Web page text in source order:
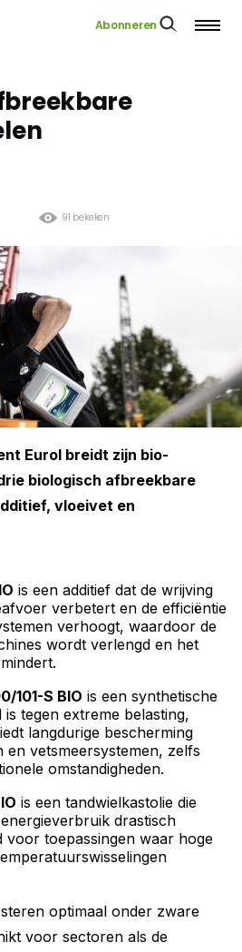
Abonneren
91 bekeken
Eurol breidt zijn bio-
biologisch afbreekbare
vloeivet en
is een additief dat de wrijving
verbetert en de efficiëntie
verhoogt, waardoor de
wordt verlengd en het
101-S BIO is een synthetische
tegen extreme belasting,
langdurige bescherming
en vetsmeersystemen, zelfs
omstandigheden.
is een tandwielkastolie die
drastisch
voor toepassingen waar hoge
optimaal onder zware
voor sectoren als de